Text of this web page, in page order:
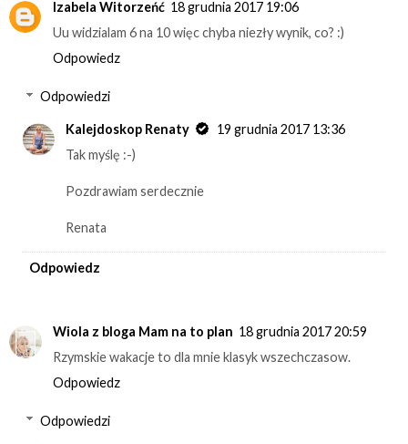
Izabela Witorzeńć 18 grudnia 2017 19:06
Uu widzialam 6 na 10 więc chyba niezły wynik, co? :)
Odpowiedz
Odpowiedzi
Kalejdoskop Renaty
19 grudnia 2017 13:36
Tak myślę :-)
Pozdrawiam serdecznie
Renata
Odpowiedz
Wiola z bloga Mam na to plan 18 grudnia 2017 20:59
Rzymskie wakacje to dla mnie klasyk wszechczasow.
Odpowiedz
Odpowiedzi